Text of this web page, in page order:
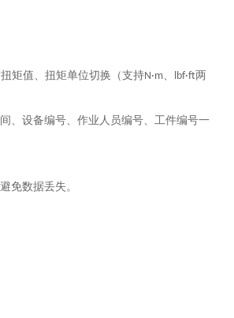
矩值、扭矩单位切换（支持N·m、 lbf·ft两
、设备编号、作业人员编号、工件编号一
免数据丢失。